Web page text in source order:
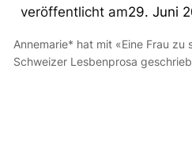
veröffentlicht am29. Juni
Annemarie* hat mit «Eine Frau zu
Schweizer Lesbenprosa